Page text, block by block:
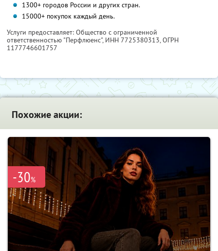
1300+ городов России и других стран.
15000+ покупок каждый день.
Услуги предоставляет: Общество с ограниченной
ответственностью "Перфлюенс", ИНН 7725380313, ОГРН
1177746601757
Похожие акции:
-30%